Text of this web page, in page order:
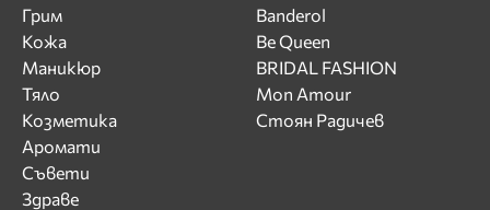
Грим
Кожа
Маникюр
Тяло
Козметика
Аромати
Съвети
Здраве
Banderol
Be Queen
BRIDAL FASHION
Mon Amour
Стоян Радичев